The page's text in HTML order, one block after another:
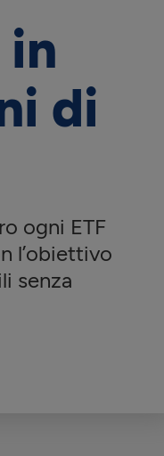
in
di
ogni ETF
l’obiettivo
senza